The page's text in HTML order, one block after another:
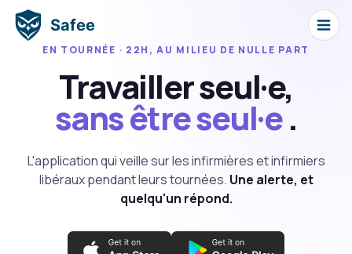
Safee
EN TOURNÉE · 22H, AU MILIEU DE NULLE PART
Travailler seul·e,
sans être seul·e.
L'application qui veille sur les infirmières et infirmiers
libéraux pendant leurs tournées. Une alerte, et
quelqu'un répond.